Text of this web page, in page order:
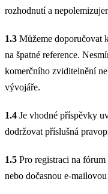
rozhodnutí a
1.3 Můžeme doporučovat
na špatné reference.
komerčního zviditelnění
vývojáře.
1.4 Je vhodné příspěvky
dodržovat příslušná
1.5 Pro registraci na
nebo dočasnou e-mailovou